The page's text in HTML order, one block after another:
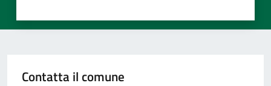
Contatta il comune